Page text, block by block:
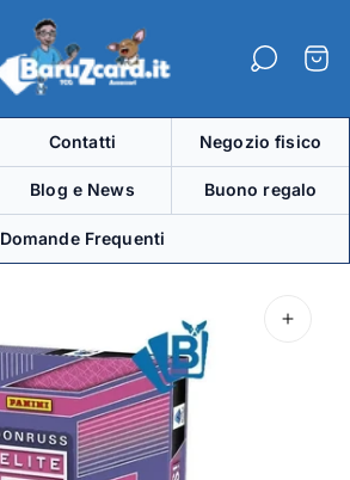
del
negozio"
Contatti Negozio fisico
Blog e News Buono regalo
Domande Frequenti